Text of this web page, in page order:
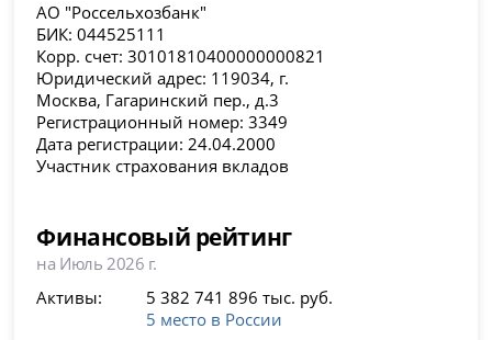
АО "Россельхозбанк"
БИК: 044525111
Корр. счет: 30101810400000000821
Юридический адрес: 119034, г.
Москва, Гагаринский пер., д.3
Регистрационный номер: 3349
Дата регистрации: 24.04.2000
Участник страхования вкладов
Финансовый рейтинг
на Июль 2026 г.
Активы:
5 382 741 896 тыс. руб.
5 место в России